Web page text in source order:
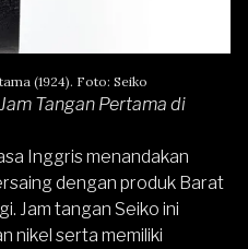
(1924). Foto: Seiko
Tangan Pertama di
Inggris menandakan
dengan produk Barat
Jam tangan Seiko ini
nikel serta memiliki